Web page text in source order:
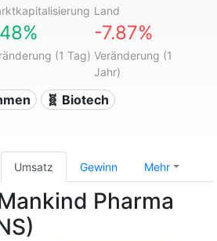
Land
(1 Tag)
-7.87%
Veränderung (1
Jahr)
🧬 Biotech
Umsatz Gewinn Mehr
Pharma